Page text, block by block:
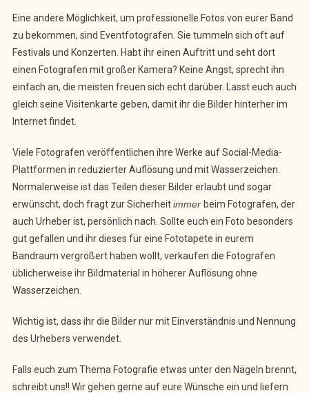
Eine andere Möglichkeit, um professionelle Fotos von eurer Band
zu bekommen, sind Eventfotografen. Sie tummeln sich oft auf
Festivals und Konzerten. Habt ihr einen Auftritt und seht dort
einen Fotografen mit großer Kamera? Keine Angst, sprecht ihn
einfach an, die meisten freuen sich echt darüber. Lasst euch auch
gleich seine Visitenkarte geben, damit ihr die Bilder hinterher im
Internet findet.
Viele Fotografen veröffentlichen ihre Werke auf Social-Media-
Plattformen in reduzierter Auflösung und mit Wasserzeichen.
Normalerweise ist das Teilen dieser Bilder erlaubt und sogar
erwünscht, doch fragt zur Sicherheitimmer beim Fotografen, der
auch Urheber ist, persönlich nach. Sollte euch ein Foto besonders
gut gefallen und ihr dieses für eine Fototapete in eurem
Bandraum vergrößert haben wollt, verkaufen die Fotografen
üblicherweise ihr Bildmaterial in höherer Auflösung ohne
Wasserzeichen.
Wichtig ist, dass ihr die Bilder nur mit Einverständnis und Nennung
des Urhebers verwendet.
Falls euch zum Thema Fotografie etwas unter den Nägeln brennt,
schreibt uns!! Wir gehen gerne auf eure Wünsche ein und liefern